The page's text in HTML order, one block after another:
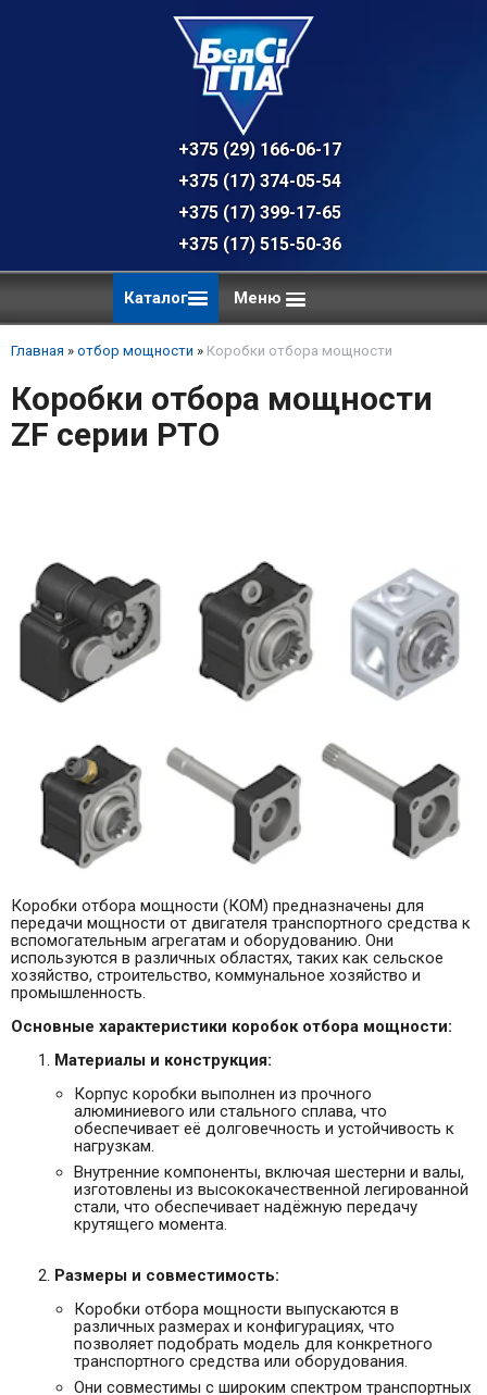
+375 (29) 166-06-17 - техническая
+375 (17) 374-05-54 - общий отдел,
+375 (17) 399-17-65
+375 (17) 515-50-36
Каталог Меню
Главная » отбор мощности » Коробки отбора мощности
Коробки отбора мощности
ZF серии PTO
Коробки отбора мощности (КОМ) предназначены для
передачи мощности от двигателя транспортного средства к
вспомогательным агрегатам и оборудованию. Они
используются в различных областях, таких как сельское
хозяйство, строительство, коммунальное хозяйство и
промышленность.
Основные характеристики коробок отбора мощности:
Материалы и конструкция:
Корпус коробки выполнен из прочного
алюминиевого или стального сплава, что
обеспечивает её долговечность и устойчивость к
нагрузкам.
Внутренние компоненты, включая шестерни и валы,
изготовлены из высококачественной легированной
стали, что обеспечивает надёжную передачу
крутящего момента.
Размеры и совместимость:
Коробки отбора мощности выпускаются в
различных размерах и конфигурациях, что
позволяет подобрать модель для конкретного
транспортного средства или оборудования.
Они совместимы с широким спектром транспортных